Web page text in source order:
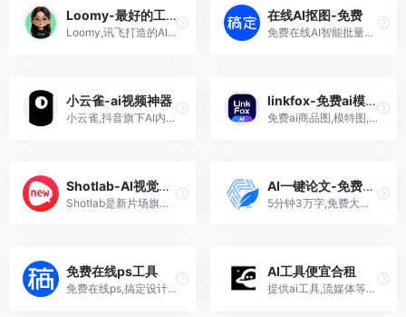
Loomy-最好的工作搭子
Loomy,讯飞打造的AI工作搭子,专注于低门槛,高安全,强适配和主动协作,帮助用户完成自媒体,办公,内容,电商等复杂工作流程
在线AI抠图-免费
免费在线AI智能批量抠商品、抠人像、快速更换证件照底色、在线PS,一键生成海报等
小云雀-ai视频神器
小云雀,抖音旗下AI内容创作Agent,基于Seedance 2.0模型,支持短剧一键成片,文生图,文生视频,降低创作门槛.
linkfox-免费ai模特图/商品图
免费ai商品图,模特图,亚马逊listing写作,模特,素材,电商专用,百万卖家的选择-linkfox
Shotlab-AI视觉创作
Shotlab是新片场旗下AI创作平台，通过自由搭建的画布及前沿的AI视觉大模型助创作者更高效高质的完成视觉作品，从脚本撰写、分镜设计到视频生成一站式解决，让成片更专业。
AI一键论文-免费写大纲
5分钟3万字,免费大纲!AI一键论文,附带ppt,开题报告,40篇真实参考文献,5%重复率-AIPaperPass,AI论文写作平台
免费在线ps工具
免费在线ps,搞定设计在线ps,免费p图,图片编辑
AI工具便宜合租
提供ai工具,流媒体等合租服务,ChatGPT Plus、Claude、Midjourney等AI工具的合租服务,Netflix、Spotify、YouTube、Disney+、HBO等热门流媒体服务